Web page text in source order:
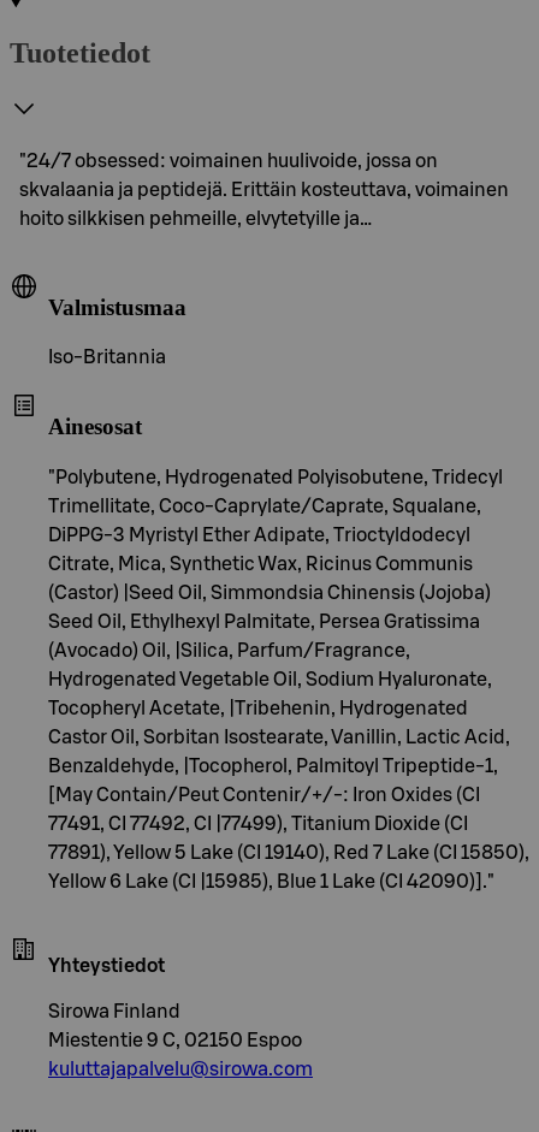
Tuotetiedot
"24/7 obsessed: voimainen huulivoide, jossa on
skvalaania ja peptidejä. Erittäin kosteuttava, voimainen
hoito silkkisen pehmeille, elvytetyille ja…
Valmistusmaa
Iso-Britannia
Ainesosat
"Polybutene, Hydrogenated Polyisobutene, Tridecyl
Trimellitate, Coco-Caprylate/Caprate, Squalane,
DiPPG-3 Myristyl Ether Adipate, Trioctyldodecyl
Citrate, Mica, Synthetic Wax, Ricinus Communis
(Castor) |Seed Oil, Simmondsia Chinensis (Jojoba)
Seed Oil, Ethylhexyl Palmitate, Persea Gratissima
(Avocado) Oil, |Silica, Parfum/Fragrance,
Hydrogenated Vegetable Oil, Sodium Hyaluronate,
Tocopheryl Acetate, |Tribehenin, Hydrogenated
Castor Oil, Sorbitan Isostearate, Vanillin, Lactic Acid,
Benzaldehyde, |Tocopherol, Palmitoyl Tripeptide-1,
[May Contain/Peut Contenir/+/-: Iron Oxides (CI
77491, CI 77492, CI |77499), Titanium Dioxide (CI
77891), Yellow 5 Lake (CI 19140), Red 7 Lake (CI 15850),
Yellow 6 Lake (CI |15985), Blue 1 Lake (CI 42090)]."
Yhteystiedot
Sirowa Finland
Miestentie 9 C, 02150 Espoo
kuluttajapalvelu@sirowa.com